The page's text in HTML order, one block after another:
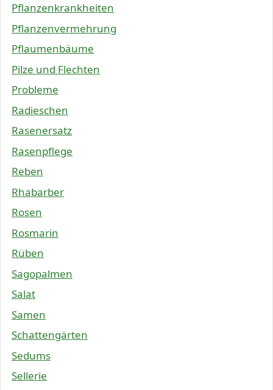
Pflanzenkrankheiten
Pflanzenvermehrung
Pflaumenbäume
Pilze und Flechten
Probleme
Radieschen
Rasenersatz
Rasenpflege
Reben
Rhabarber
Rosen
Rosmarin
Rüben
Sagopalmen
Salat
Samen
Schattengärten
Sedums
Sellerie